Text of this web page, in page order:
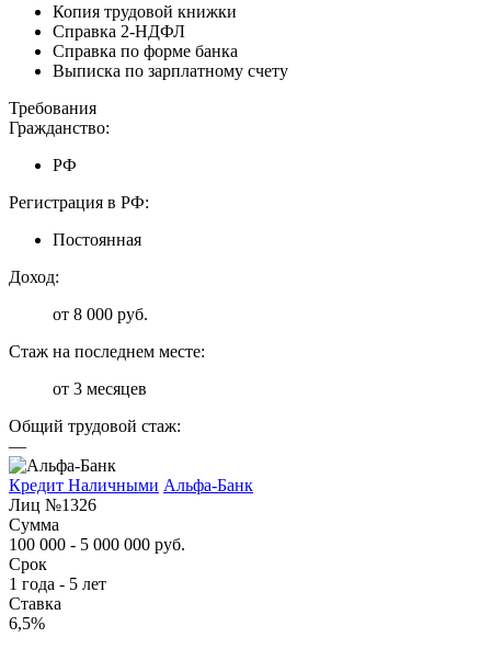
Копия трудовой книжки
Справка 2-НДФЛ
Справка по форме банка
Выписка по зарплатному счету
Требования
Гражданство:
РФ
Регистрация в РФ:
Постоянная
Доход:
от 8 000 руб.
Стаж на последнем месте:
от 3 месяцев
Общий трудовой стаж:
—
Кредит Наличными Альфа-Банк
Лиц №1326
Сумма
100 000 - 5 000 000 руб.
Срок
1 года - 5 лет
Ставка
6,5%